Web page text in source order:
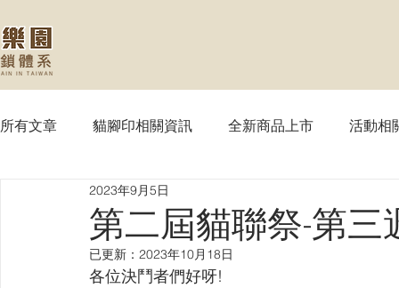
所有文章 貓腳印相關資訊 全新商品上市 活動相
【MTG】魔法風雲會
【SVE】闇影詩章 【WIXOSS】戰鬥少女
第二屆貓聯祭-第三
2023年9月5日
已更新： 2023年10月18日
各位決鬥者們好呀!